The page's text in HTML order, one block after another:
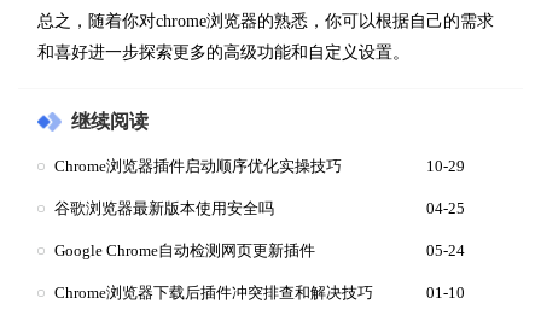
总之，随着你对chrome浏览器的熟悉，你可以根据自己的需求
和喜好进一步探索更多的高级功能和自定义设置。
继续阅读
Chrome浏览器插件启动顺序优化实操技巧 10-29
谷歌浏览器最新版本使用安全吗 04-25
Google Chrome自动检测网页更新插件 05-24
Chrome浏览器下载后插件冲突排查和解决技巧 01-10